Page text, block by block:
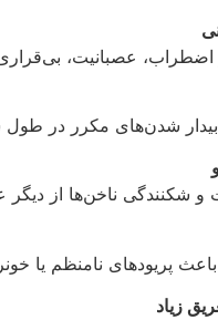
عصبانیت،
شدن‌های مکرر در طول
ناخن‌ها از دیگر
پریودهای نامنظم یا
زیاد